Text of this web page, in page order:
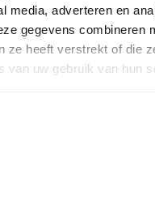
media, adverteren en
gegevens combineren
ze heeft verstrekt of die
van uw gebruik van hun